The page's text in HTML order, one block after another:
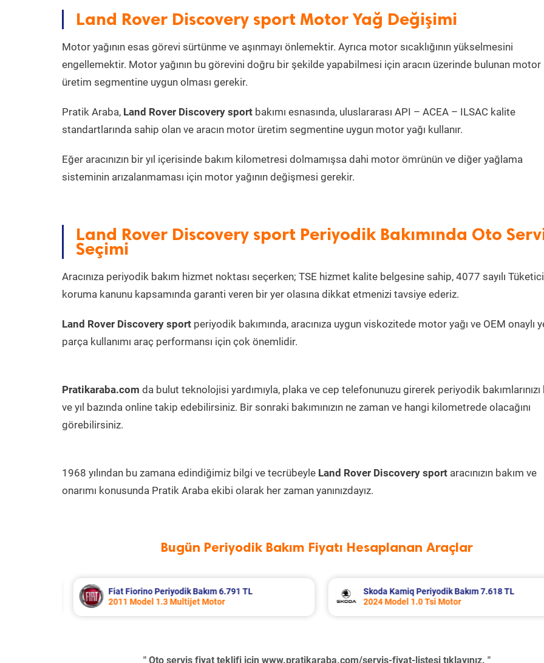
Land Rover Discovery sport Motor Yağ Değişimi
Motor yağının esas görevi sürtünme ve aşınmayı önlemektir. Ayrıca motor sıcaklığının yükselmesini
engellemektir. Motor yağının bu görevini doğru bir şekilde yapabilmesi için aracın üzerinde bulunan motor
üretim segmentine uygun olması gerekir.
Pratik Araba, Land Rover Discovery sport bakımı esnasında, uluslararası API – ACEA – ILSAC kalite
standartlarında sahip olan ve aracın motor üretim segmentine uygun motor yağı kullanır.
Eğer aracınızın bir yıl içerisinde bakım kilometresi dolmamışsa dahi motor ömrünün ve diğer yağlama
sisteminin arızalanmaması için motor yağının değişmesi gerekir.
Land Rover Discovery sport Periyodik Bakımında Oto
Seçimi
Aracınıza periyodik bakım hizmet noktası seçerken; TSE hizmet kalite belgesine sahip, 4077 sayılı Tüketici
koruma kanunu kapsamında garanti veren bir yer olasına dikkat etmenizi tavsiye ederiz.
Land Rover Discovery sport periyodik bakımında, aracınıza uygun viskozitede motor yağı ve OEM onaylı
parça kullanımı araç performansı için çok önemlidir.
Pratikaraba.com da bulut teknolojisi yardımıyla, plaka ve cep telefonunuzu girerek periyodik bakımlarınızı
ve yıl bazında online takip edebilirsiniz. Bir sonraki bakımınızın ne zaman ve hangi kilometrede olacağını
görebilirsiniz.
1968 yılından bu zamana edindiğimiz bilgi ve tecrübeyle Land Rover Discovery sport aracınızın bakım ve
onarımı konusunda Pratik Araba ekibi olarak her zaman yanınızdayız.
Bugün Periyodik Bakım Fiyatı Hesaplanan Araçlar
Skoda Kamiq Periyodik Bakım 7.618 TL
2024 Model 1.0 Tsi Motor
Dacia Duster Periyodik Bakım 8.945 TL
2021 Model 1.3 Tce Motor
" Oto servis fiyat teklifi için www.pratikaraba.com/servis-fiyat-listesi tıklayınız. "